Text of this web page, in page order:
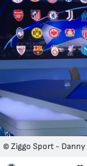
© Ziggo Sport -